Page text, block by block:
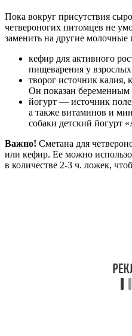
Пока вокруг присутствия
четвероногих питомцев не
заменить на другие
кефир для активного
пищеварения у
творог источник калия,
Он показан
йогурт — источник
а также витаминов и
собаки детский йогурт
Важно! Сметана для
или кефир. Ее можно
в количестве 2-3 ч. ложек,